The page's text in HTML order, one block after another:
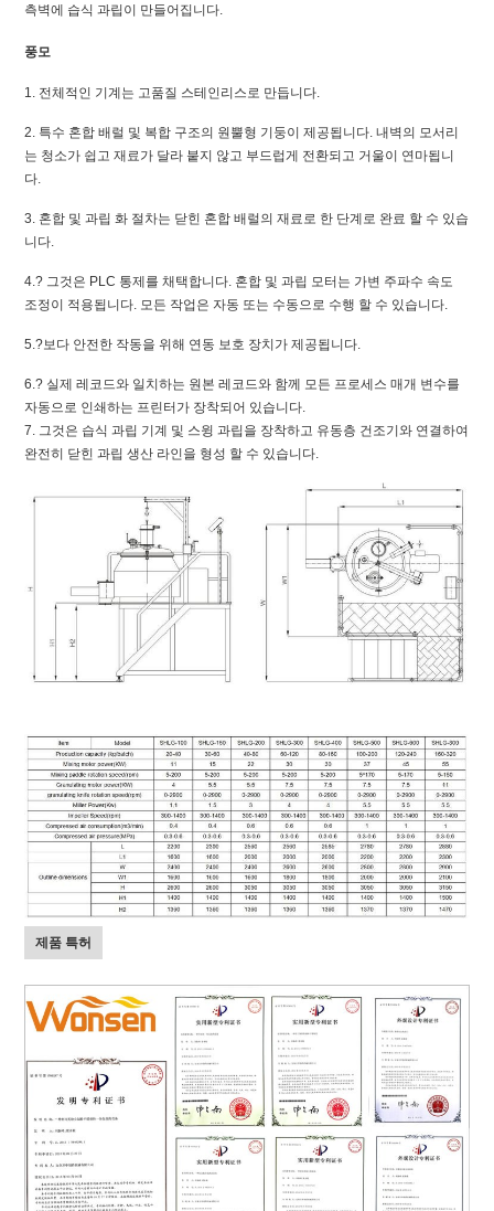
측벽에 습식 과립이 만들어집니다.
풍모
1. 전체적인 기계는 고품질 스테인리스로 만듭니다.
2. 특수 혼합 배럴 및 복합 구조의 원뿔형 기둥이 제공됩니다. 내벽의 모서리
는 청소가 쉽고 재료가 달라 붙지 않고 부드럽게 전환되고 거울이 연마됩니
다.
3. 혼합 및 과립 화 절차는 닫힌 혼합 배럴의 재료로 한 단계로 완료 할 수 있습
니다.
4.? 그것은 PLC 통제를 채택합니다. 혼합 및 과립 모터는 가변 주파수 속도
조정이 적용됩니다. 모든 작업은 자동 또는 수동으로 수행 할 수 있습니다.
5.?보다 안전한 작동을 위해 연동 보호 장치가 제공됩니다.
6.? 실제 레코드와 일치하는 원본 레코드와 함께 모든 프로세스 매개 변수를
자동으로 인쇄하는 프린터가 장착되어 있습니다.
7.
그것은 습식 과립 기계 및 스윙 과립을 장착하고 유동층 건조기와 연결하여
완전히 닫힌 과립 생산 라인을 형성 할 수 있습니다.
제품 특허